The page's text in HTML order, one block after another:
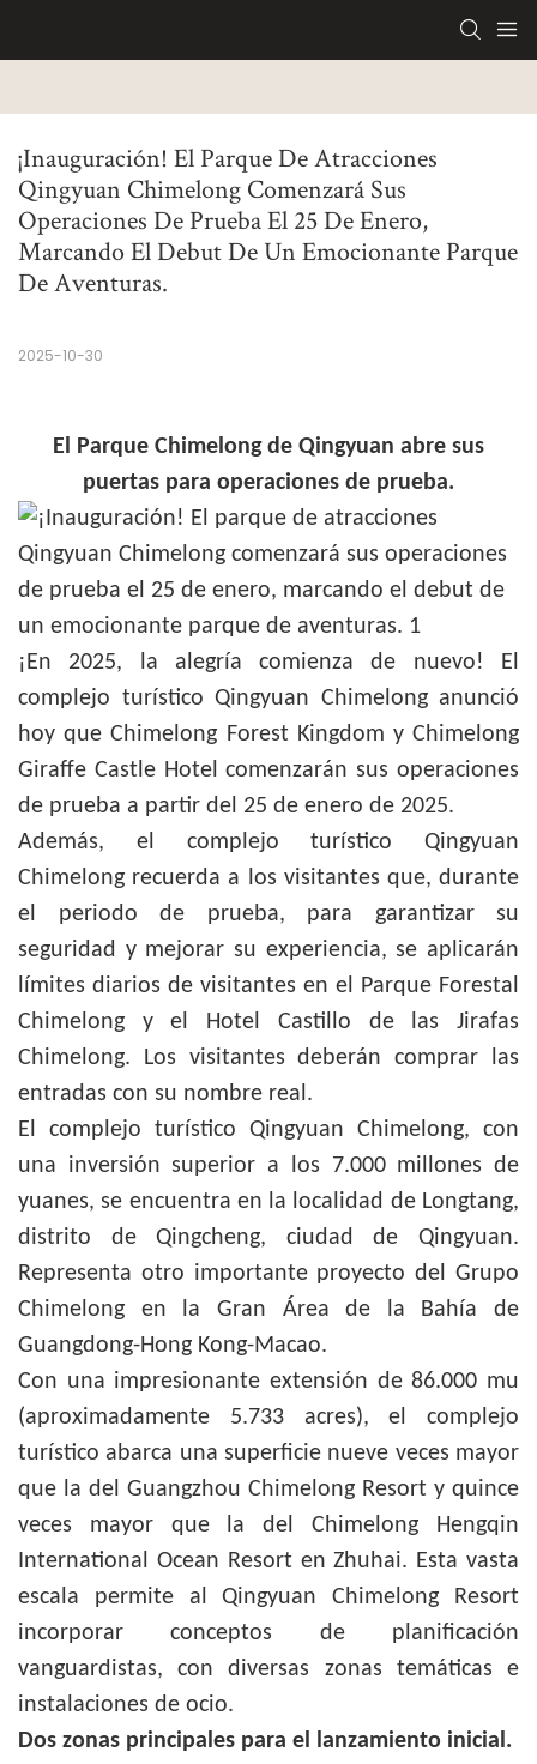
¡Inauguración! El Parque De Atracciones
Qingyuan Chimelong Comenzará Sus
Operaciones De Prueba El 25 De Enero,
Marcando El Debut De Un Emocionante Parque
De Aventuras.
2025-10-30
El Parque Chimelong de Qingyuan abre sus
puertas para operaciones de prueba.
¡En 2025, la alegría comienza de nuevo! El
complejo turístico Qingyuan Chimelong anunció
hoy que Chimelong Forest Kingdom y Chimelong
Giraffe Castle Hotel comenzarán sus operaciones
de prueba a partir del 25 de enero de 2025.
Además, el complejo turístico Qingyuan
Chimelong recuerda a los visitantes que, durante
el periodo de prueba, para garantizar su
seguridad y mejorar su experiencia, se aplicarán
límites diarios de visitantes en el Parque Forestal
Chimelong y el Hotel Castillo de las Jirafas
Chimelong. Los visitantes deberán comprar las
entradas con su nombre real.
El complejo turístico Qingyuan Chimelong, con
una inversión superior a los 7.000 millones de
yuanes, se encuentra en la localidad de Longtang,
distrito de Qingcheng, ciudad de Qingyuan.
Representa otro importante proyecto del Grupo
Chimelong en la Gran Área de la Bahía de
Guangdong-Hong Kong-Macao.
Con una impresionante extensión de 86.000 mu
(aproximadamente 5.733 acres), el complejo
turístico abarca una superficie nueve veces mayor
que la del Guangzhou Chimelong Resort y quince
veces mayor que la del Chimelong Hengqin
International Ocean Resort en Zhuhai. Esta vasta
escala permite al Qingyuan Chimelong Resort
incorporar conceptos de planificación
vanguardistas, con diversas zonas temáticas e
instalaciones de ocio.
Dos zonas principales para el lanzamiento inicial.